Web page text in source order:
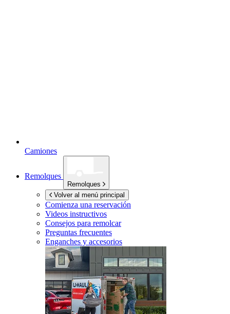
Camiones
Remolques
Remolques
Volver al menú principal
Comienza una reservación
Videos instructivos
Consejos para remolcar
Preguntas frecuentes
Enganches y accesorios